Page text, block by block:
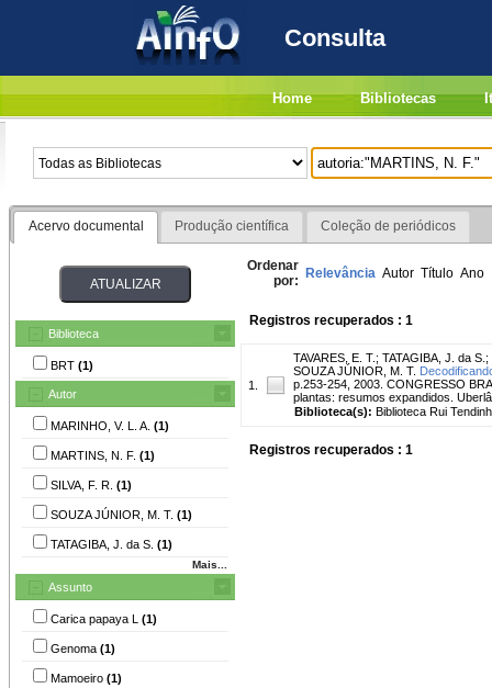
Consulta
Home Bibliotecas
Acervo documental Produção científica Coleção de periódicos
Biblioteca
BRT (1)
Autor
MARINHO, V. L. A. (1)
MARTINS, N. F. (1)
SILVA, F. R. (1)
SOUZA JÚNIOR, M. T. (1)
TATAGIBA, J. da S. (1)
Mais...
Assunto
Carica papaya L (1)
Genoma (1)
Mamoeiro (1)
Ordenar
por: Relevância Autor Título Ano
Registros recuperados : 1
1.
TAVARES, E. T. ; TATAGIBA, J. da S. ;
SOUZA JÚNIOR, M. T.
p.253-254, 2003. CONGRESSO
plantas: resumos expandidos.
Biblioteca(s): Biblioteca Rui
Registros recuperados : 1